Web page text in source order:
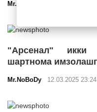
Mr.NoBoDy
"Арсенал"
шартнома
Mr.NoBoDy 12.03.2025 23:24